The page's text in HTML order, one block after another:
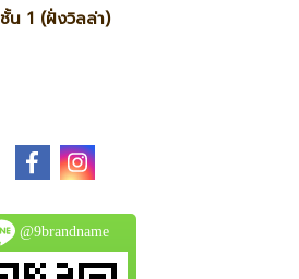
ชั้น 1 (ฝั่งวิลล่า)
@9brandname